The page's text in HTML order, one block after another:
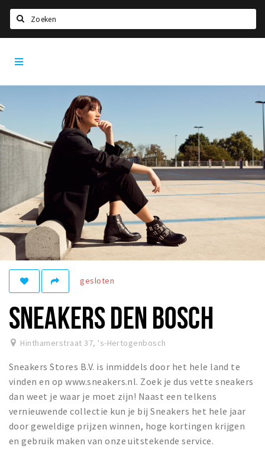
Home
Agenda
Nieuws, interviews & blogs
Drinken
Slapen
Recreatief
Winkels
Winkelgebieden
Bezienswaardigheden
Musea, theaters & podia
Uitjes & activiteiten
Toeristische routes
Natuurgebieden
Baroniepoorten
Sport
gesloten
SNEAKERS DEN BOSCH
Hinthamerstraat 37, 's-Hertogenbosch
Sneakers Stores B.V. is inmiddels door het hele land te
vinden en op www.sneakers.nl. Zoek je dus vette sneakers
dan weet je waar je moet zijn! Naast een telkens
vernieuwende collectie kun je bij Sneakers het hele jaar
door geweldige prijzen winnen, hoge kortingen krijgen
en gebruik maken van onze uitstekende service.